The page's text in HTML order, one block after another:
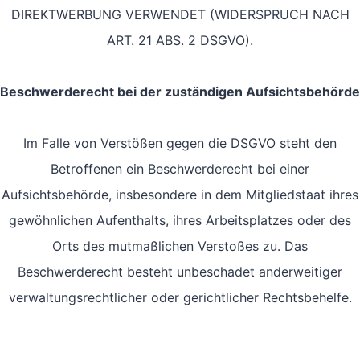
DIREKTWERBUNG VERWENDET (WIDERSPRUCH NACH
ART. 21 ABS. 2 DSGVO).
Beschwerde­recht bei der zuständigen Aufsichts­behörde
Im Falle von Verstößen gegen die DSGVO steht den
Betroffenen ein Beschwerderecht bei einer
Aufsichtsbehörde, insbesondere in dem Mitgliedstaat ihres
gewöhnlichen Aufenthalts, ihres Arbeitsplatzes oder des
Orts des mutmaßlichen Verstoßes zu. Das
Beschwerderecht besteht unbeschadet anderweitiger
verwaltungsrechtlicher oder gerichtlicher Rechtsbehelfe.